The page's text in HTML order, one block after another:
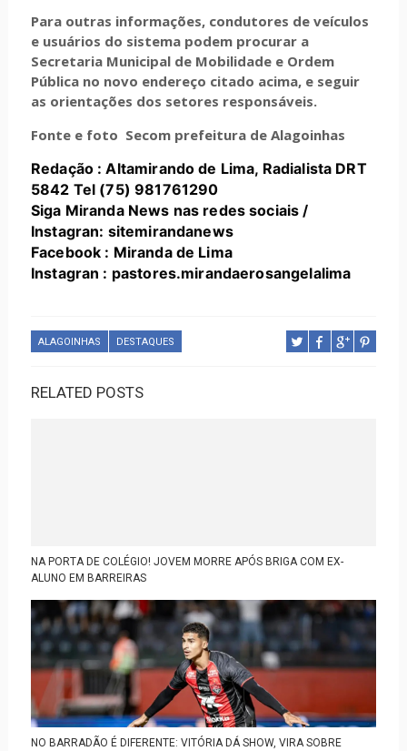
Para outras informações, condutores de veículos
e usuários do sistema podem procurar a
Secretaria Municipal de Mobilidade e Ordem
Pública no novo endereço citado acima, e seguir
as orientações dos setores responsáveis.
Fonte e foto Secom prefeitura de Alagoinhas
Redação : Altamirando de Lima, Radialista DRT
5842 Tel (75) 981761290
Siga Miranda News nas redes sociais /
Instagran: sitemirandanews
Facebook : Miranda de Lima
Instagran : pastores.mirandaerosangelalima
ALAGOINHAS DESTAQUES
RELATED POSTS
NA PORTA DE COLÉGIO! JOVEM MORRE APÓS BRIGA COM EX-
ALUNO EM BARREIRAS
NO BARRADÃO É DIFERENTE: VITÓRIA DÁ SHOW, VIRA SOBRE